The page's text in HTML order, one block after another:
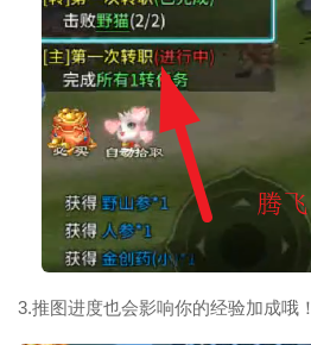
3.推图进度也会影响你的经验加成哦！